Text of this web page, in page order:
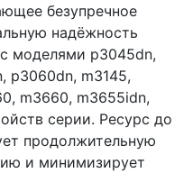
безупречное
надёжность
моделями p3045dn,
p3060dn, m3145,
m3660, m3655idn,
серии. Ресурс до
продолжительную
и минимизирует